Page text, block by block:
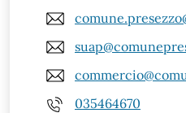
035464670